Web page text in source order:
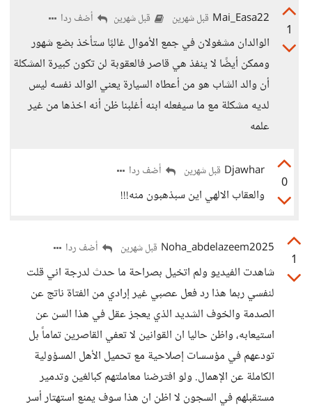
1
Mai_Easa22 قبل شهرين قبل شهرين أضف ردا
الوالدان مشغولان في جمع الأموال غالبًا ستأخذ بضع شهور
وممكن أيضًا لا ينفذ هي قاصر فالعقوبة لن تكون كبيرة المشكلة
أن والد الشاب هو من أعطاه السيارة يعني الوالد نفسه ليس
لديه مشكلة مع ما سيفعله ابنه أغلبنا ظن أنه اخذها من غير
علمه
0
Djawhar قبل شهرين أضف ردا
والعقاب الالهي اين سبذهبون منه!!!
1
Noha_abdelazeem2025 قبل شهرين أضف ردا
شاهدت الفيديو ولم اتخيل بصراحة ما حدث لدرجة اني قلت
لنفسي ربما هذا رد فعل عصبي غير إرادي من الفتاة ناتج عن
الصدمة والخوف الشديد الذي يعجز عقل في هذا السن عن
استيعابه، واظن حاليا ان القوانين لا تعفي القاصرين تماماً بل
تودعهم في مؤسسات إصلاحية مع تحميل الأهل المسؤولية
الكاملة عن الإهمال. ولو افترضنا معاملتهم كبالغين وتدمير
مستقبلهم في السجون لا اظن ان هذا سوف يمنع استهتار أسر